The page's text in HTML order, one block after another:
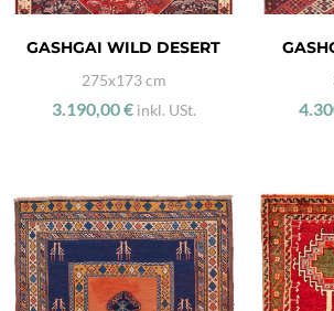
GASHGAI WILD DESERT
275x173 cm
3.190,00 € inkl. USt.